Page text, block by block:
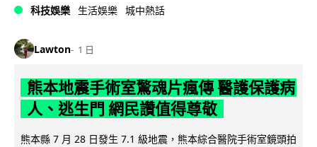
科技娛樂 生活娛樂 城中熱話
Lawton 1 日
熊本地震手術室驚魂片瘋傳 醫護保護病
人、逃生門 網民讚值得尊敬
熊本縣 7 月 28 日發生 7.1 級地震，熊本綜合醫院手術室鏡頭拍